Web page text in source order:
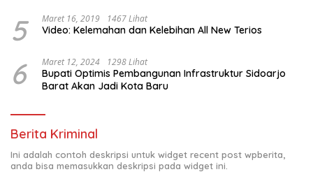
KELUAR KOTA
5 Maret 16, 2019 1467 Lihat
Video: Kelemahan dan Kelebihan All New Terios
6 Maret 12, 2024 1298 Lihat
Bupati Optimis Pembangunan Infrastruktur Sidoarjo
Barat Akan Jadi Kota Baru
Berita Kriminal
Ini adalah contoh deskripsi untuk widget recent post wpberita,
anda bisa memasukkan deskripsi pada widget ini.